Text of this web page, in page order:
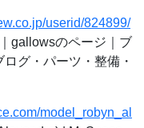
userid/824899/
gallowsのページ｜ブ
グ・パーツ・整備・
model_robyn_al